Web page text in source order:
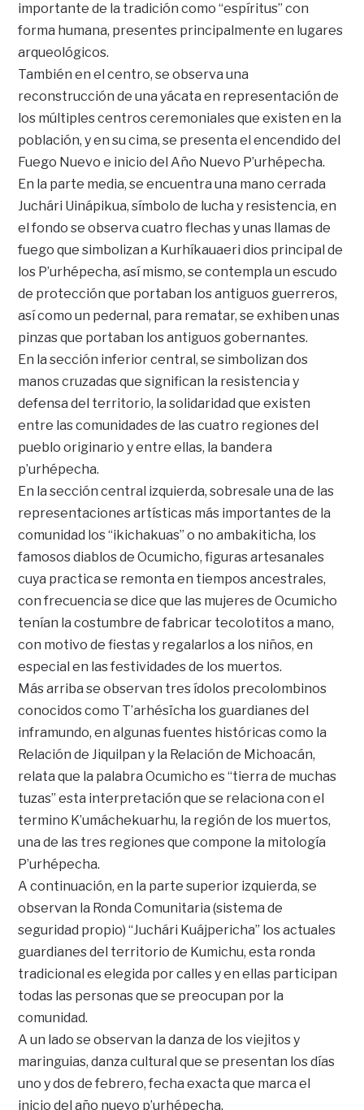
importante de la tradición como “espíritus” con
forma humana, presentes principalmente en lugares
arqueológicos.
También en el centro, se observa una
reconstrucción de una yácata en representación de
los múltiples centros ceremoniales que existen en la
población, y en su cima, se presenta el encendido del
Fuego Nuevo e inicio del Año Nuevo P’urhépecha.
En la parte media, se encuentra una mano cerrada
Juchári Uinápikua, símbolo de lucha y resistencia, en
el fondo se observa cuatro flechas y unas llamas de
fuego que simbolizan a Kurhíkauaeri dios principal de
los P’urhépecha, así mismo, se contempla un escudo
de protección que portaban los antiguos guerreros,
así como un pedernal, para rematar, se exhiben unas
pinzas que portaban los antiguos gobernantes.
En la sección inferior central, se simbolizan dos
manos cruzadas que significan la resistencia y
defensa del territorio, la solidaridad que existen
entre las comunidades de las cuatro regiones del
pueblo originario y entre ellas, la bandera
p’urhépecha.
En la sección central izquierda, sobresale una de las
representaciones artísticas más importantes de la
comunidad los “ikichakuas” o no ambakiticha, los
famosos diablos de Ocumicho, figuras artesanales
cuya practica se remonta en tiempos ancestrales,
con frecuencia se dice que las mujeres de Ocumicho
tenían la costumbre de fabricar tecolotitos a mano,
con motivo de fiestas y regalarlos a los niños, en
especial en las festividades de los muertos.
Más arriba se observan tres ídolos precolombinos
conocidos como T’arhésïcha los guardianes del
inframundo, en algunas fuentes históricas como la
Relación de Jiquilpan y la Relación de Michoacán,
relata que la palabra Ocumicho es “tierra de muchas
tuzas” esta interpretación que se relaciona con el
termino K’umáchekuarhu, la región de los muertos,
una de las tres regiones que compone la mitología
P’urhépecha.
A continuación, en la parte superior izquierda, se
observan la Ronda Comunitaria (sistema de
seguridad propio) “Juchári Kuájpericha” los actuales
guardianes del territorio de Kumichu, esta ronda
tradicional es elegida por calles y en ellas participan
todas las personas que se preocupan por la
comunidad.
A un lado se observan la danza de los viejitos y
maringuias, danza cultural que se presentan los días
uno y dos de febrero, fecha exacta que marca el
inicio del año nuevo p’urhépecha.